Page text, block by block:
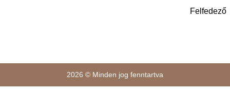
Felfedező
2026 © Minden jog fenntartva